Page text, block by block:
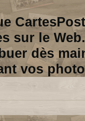
sur le Web.
dès
vos